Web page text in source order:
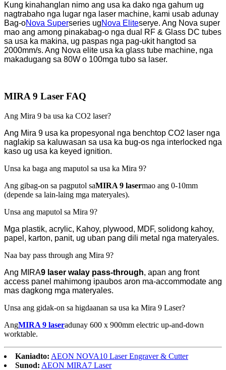
Kung kinahanglan nimo ang usa ka dako nga gahum ug
nagtrabaho nga lugar nga laser machine, kami usab adunay
Bag-oNova Superseries ugNova Eliteserye. Ang Nova super
mao ang among pinakabag-o nga dual RF & Glass DC tubes
sa usa ka makina, ug paspas nga pag-ukit hangtod sa
2000mm/s. Ang Nova elite usa ka glass tube machine, nga
makadugang sa 80W o 100mga tubo sa laser.
MIRA 9 Laser FAQ
Ang Mira 9 ba usa ka CO2 laser?
Ang Mira 9 usa ka propesyonal nga benchtop CO2 laser nga
naglakip sa kaluwasan sa usa ka bug-os nga interlocked nga
kaso ug usa ka keyed ignition.
Unsa ka baga ang maputol sa usa ka Mira 9?
Ang gibag-on sa pagputol saMIRA 9 lasermao ang 0-10mm
(depende sa lain-laing mga materyales).
Unsa ang maputol sa Mira 9?
Mga plastik, acrylic, Kahoy, plywood, MDF, solidong kahoy,
papel, karton, panit, ug uban pang dili metal nga materyales.
Naa bay pass through ang Mira 9?
Ang MIRA9 laser walay pass-through, apan ang front
access panel mahimong ipaubos aron ma-accommodate ang
mas dagkong mga materyales.
Unsa ang gidak-on sa higdaanan sa usa ka Mira 9 Laser?
AngMIRA 9 laseradunay 600 x 900mm electric up-and-down
worktable.
Kaniadto: AEON NOVA10 Laser Engraver & Cutter
Sunod: AEON MIRA7 Laser